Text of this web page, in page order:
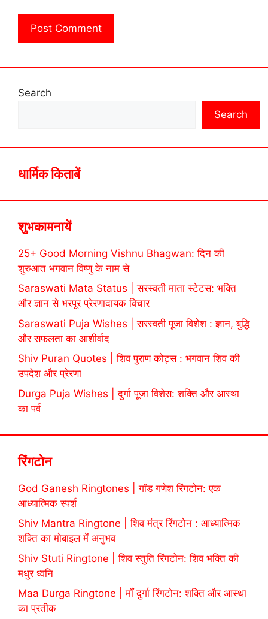
Search
Search
धार्मिक किताबें
शुभकामनायें
25+ Good Morning Vishnu Bhagwan: दिन की
शुरुआत भगवान विष्णु के नाम से
Saraswati Mata Status | सरस्वती माता स्टेटस: भक्ति
और ज्ञान से भरपूर प्रेरणादायक विचार
Saraswati Puja Wishes | सरस्वती पूजा विशेश : ज्ञान, बुद्धि
और सफलता का आशीर्वाद
Shiv Puran Quotes | शिव पुराण कोट्स : भगवान शिव की
उपदेश और प्रेरणा
Durga Puja Wishes | दुर्गा पूजा विशेस: शक्ति और आस्था
का पर्व
रिंगटोन
God Ganesh Ringtones | गॉड गणेश रिंगटोन: एक
आध्यात्मिक स्पर्श
Shiv Mantra Ringtone | शिव मंत्र रिंगटोन : आध्यात्मिक
शक्ति का मोबाइल में अनुभव
Shiv Stuti Ringtone | शिव स्तुति रिंगटोन: शिव भक्ति की
मधुर ध्वनि
Maa Durga Ringtone | माँ दुर्गा रिंगटोन: शक्ति और आस्था
का प्रतीक